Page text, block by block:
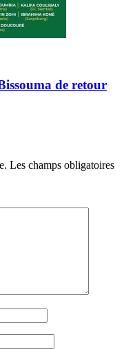
de retour
Les champs obligatoires